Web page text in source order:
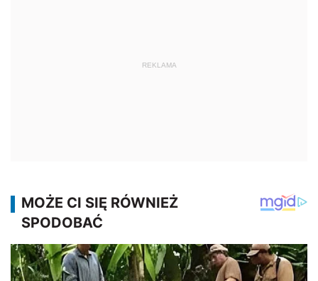
REKLAMA